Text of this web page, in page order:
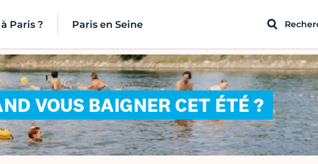
Paris ? Paris en Seine